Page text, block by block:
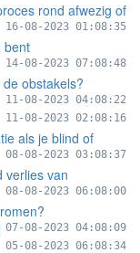
rond afwezig of
16-08-2023 01:08:35
bent
14-08-2023 07:08:48
obstakels?
11-08-2023 04:08:22
11-08-2023 02:08:16
als je blind of
08-08-2023 03:08:37
verlies van
08-08-2023 06:08:00
07-08-2023 04:08:09
05-08-2023 06:08:34